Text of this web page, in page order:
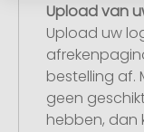
Upload van
Upload uw
bestelling af.
geen
hebben, dan